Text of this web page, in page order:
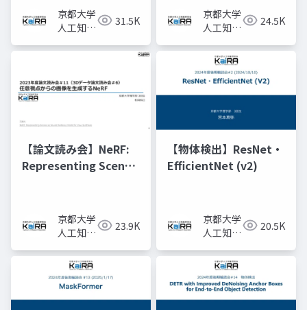
weather forecasting
京都大学
人工知能
KaiRA
31.5K
京都大学
人工知能
KaiRA
24.5K
【論文読み会】NeRF:
Representing Scenes
Synthesis京都大学
人工知能
KaiRA
23.9K
【物体検出】ResNet・
EfficientNet (v2)
京都大学
人工知能
KaiRA
20.5K